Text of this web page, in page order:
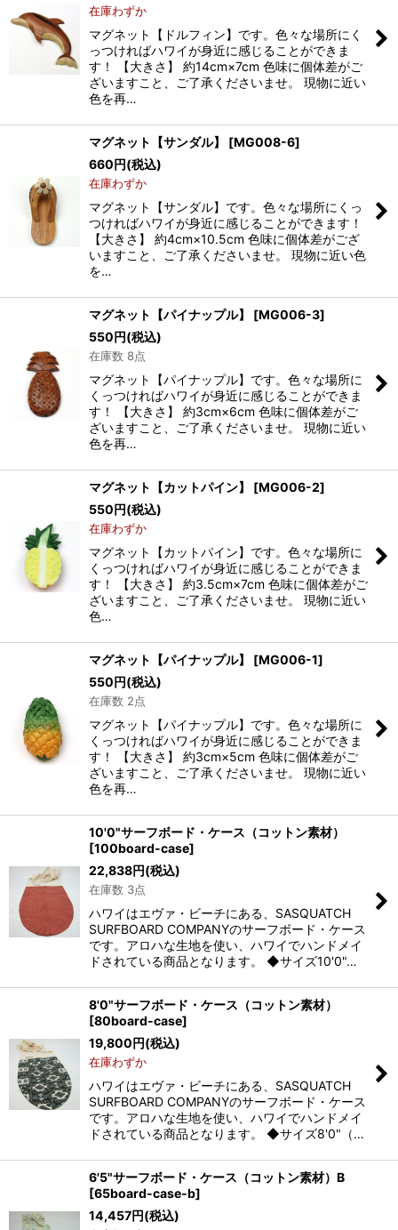
在庫わずか
マグネット【ドルフィン】です。色々な場所にく
っつければハワイが身近に感じることができま
す！ 【大きさ】 約14cm×7cm 色味に個体差がご
ざいますこと、ご了承くださいませ。 現物に近い
色を再…
マグネット【サンダル】 [MG008-6]
660円(税込)
在庫わずか
マグネット【サンダル】です。色々な場所にくっ
つければハワイが身近に感じることができます！
【大きさ】 約4cm×10.5cm 色味に個体差がござ
いますこと、ご了承くださいませ。 現物に近い色
を…
マグネット【パイナップル】 [MG006-3]
550円(税込)
在庫数 8点
マグネット【パイナップル】です。色々な場所に
くっつければハワイが身近に感じることができま
す！ 【大きさ】 約3cm×6cm 色味に個体差がご
ざいますこと、ご了承くださいませ。 現物に近い
色を再…
マグネット【カットパイン】 [MG006-2]
550円(税込)
在庫わずか
マグネット【カットパイン】です。色々な場所に
くっつければハワイが身近に感じることができま
す！ 【大きさ】 約3.5cm×7cm 色味に個体差がご
ざいますこと、ご了承くださいませ。 現物に近い
色…
マグネット【パイナップル】 [MG006-1]
550円(税込)
在庫数 2点
マグネット【パイナップル】です。色々な場所に
くっつければハワイが身近に感じることができま
す！ 【大きさ】 約3cm×5cm 色味に個体差がご
ざいますこと、ご了承くださいませ。 現物に近い
色を再…
10'0"サーフボード・ケース（コットン素材）
[100board-case]
22,838円(税込)
在庫数 3点
ハワイはエヴァ・ビーチにある、SASQUATCH
SURFBOARD COMPANYのサーフボード・ケース
です。アロハな生地を使い、ハワイでハンドメイ
ドされている商品となります。 ◆サイズ10'0"…
8'0"サーフボード・ケース（コットン素材）
[80board-case]
19,800円(税込)
在庫わずか
ハワイはエヴァ・ビーチにある、SASQUATCH
SURFBOARD COMPANYのサーフボード・ケース
です。アロハな生地を使い、ハワイでハンドメイ
ドされている商品となります。 ◆サイズ8'0"（…
6'5"サーフボード・ケース（コットン素材）B
[65board-case-b]
14,457円(税込)